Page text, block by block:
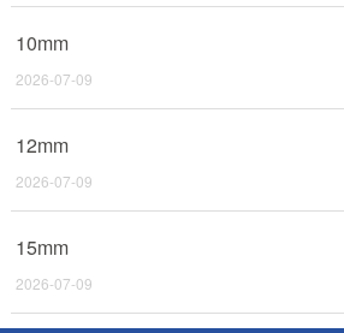
10mm
2026-07-09
12mm
2026-07-09
15mm
2026-07-09